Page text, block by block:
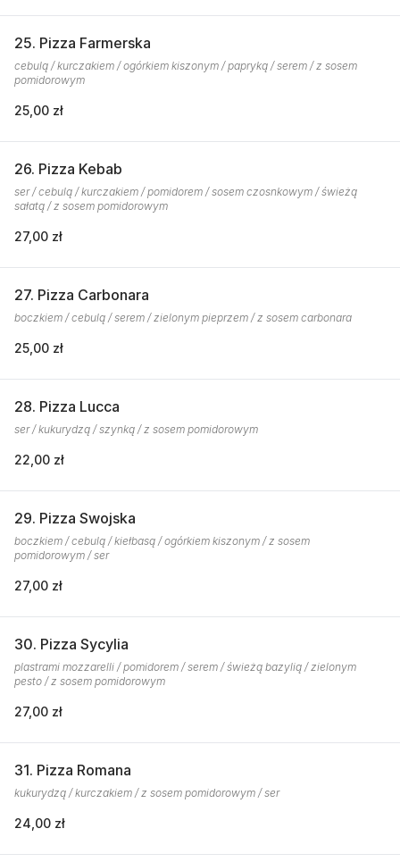
25. Pizza Farmerska
cebulą / kurczakiem / ogórkiem kiszonym / papryką / serem / z sosem
pomidorowym
25,00 zł
26. Pizza Kebab
ser / cebulą / kurczakiem / pomidorem / sosem czosnkowym / świeżą
sałatą / z sosem pomidorowym
27,00 zł
27. Pizza Carbonara
boczkiem / cebulą / serem / zielonym pieprzem / z sosem carbonara
25,00 zł
28. Pizza Lucca
ser / kukurydzą / szynką / z sosem pomidorowym
22,00 zł
29. Pizza Swojska
boczkiem / cebulą / kiełbasą / ogórkiem kiszonym / z sosem
pomidorowym / ser
27,00 zł
30. Pizza Sycylia
plastrami mozzarelli / pomidorem / serem / świeżą bazylią / zielonym
pesto / z sosem pomidorowym
27,00 zł
31. Pizza Romana
kukurydzą / kurczakiem / z sosem pomidorowym / ser
24,00 zł